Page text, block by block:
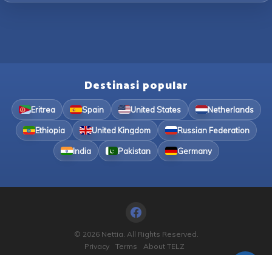
Destinasi popular
Eritrea Spain United States Netherlands
Ethiopia United Kingdom Russian Federation
India Pakistan Germany
© 2026 Nettia. All Rights Reserved.
Privacy
Terms About TELZ